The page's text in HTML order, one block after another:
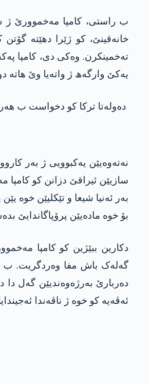
تەخمینکرن. وەکی دی، کامپا
یەکێ وارگەھ ژ واتەیا وێ ھاتە
دەولەتا ترکا کو دخواست ب
نەتەوەیێن یەکبوویی ژ بەر
سازیێن ئیراقێ دزانن کو کامپا
بەر ئەنیا شیعا و تێکلیێن خوە
بۆ خوە مادەیێن پرۆپاگاندایێ
دکارین ببێژین کو کامپا
گەلەک باش مفا وەردگریت. ب
دەربارێ بەرژەوەندیێن گەل دا
ئەڤەیە کو خوە ژ ناڤەندا